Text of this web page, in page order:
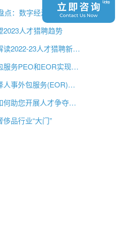
上海猎头公司2022年盘点：数字经济蕴含多大机遇？
2023人才猎聘趋势
专业的猎头公司如何解读2022-23人才猎聘新趋势？
如何利用海外人事外包服务PEO和EOR实现增长？
人力资源新趋势：选择人事外包服务(EOR)还是专业雇主组织(PEO)？
金九银十，猎头公司如何助您开展人才争夺战？
品行业“大门”